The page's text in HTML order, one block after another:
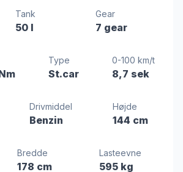
Tank
50 l
Gear
7 gear
Type
St.car
0-100 km/t
8,7 sek
Drivmiddel
Benzin
Højde
144 cm
Bredde
178 cm
Lasteevne
595 kg